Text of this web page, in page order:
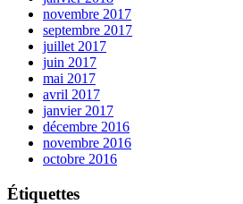
novembre 2017
septembre 2017
juillet 2017
juin 2017
mai 2017
avril 2017
janvier 2017
décembre 2016
novembre 2016
octobre 2016
Étiquettes